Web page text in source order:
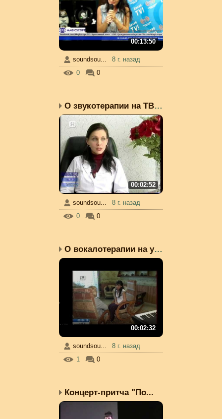
00:13:50
soundsou...
8 г. назад
0
0
О звукотерапии на ТВ &q...
00:02:52
soundsou...
8 г. назад
0
0
О вокалотерапии на утре...
00:02:32
soundsou...
8 г. назад
1
0
Концерт-притча "По...